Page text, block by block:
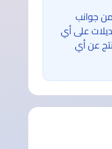
جوانب
على أي
عن أي